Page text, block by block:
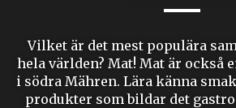
Vilket är det mest populära
hela världen? Mat! Mat är också
i södra Mähren. Lära känna
produkter som bildar det